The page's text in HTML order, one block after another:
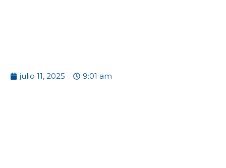
julio 11, 2025 9:01 am